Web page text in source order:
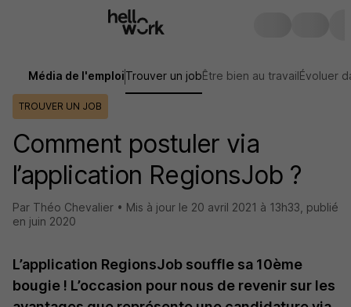
Média de l'emploiTrouver un jobÊtre bien au travailÉvoluer
TROUVER UN JOB
Comment postuler via
l’application RegionsJob ?
Par Théo Chevalier • Mis à jour le 20 avril 2021 à 13h33 publié
en juin 2020
L’application RegionsJob souffle sa 10ème
bougie ! L’occasion pour nous de revenir sur les